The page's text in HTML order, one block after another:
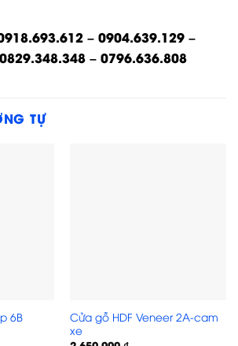
– 0904.639.129 –
– 0796.636.808
TỰ
6B
Cửa gỗ HDF Veneer 2A-cam
xe